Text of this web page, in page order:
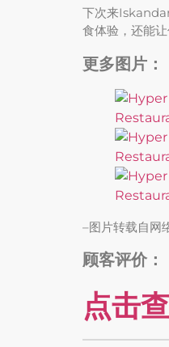
下次来
食体验，还能
更多图片：
–图片转载自网
顾客评价：
点击